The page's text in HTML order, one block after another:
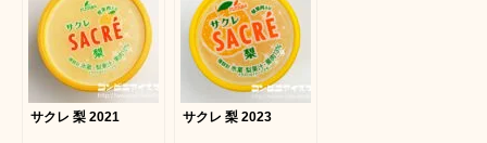
サクレ 梨 2021 サクレ 梨 2023